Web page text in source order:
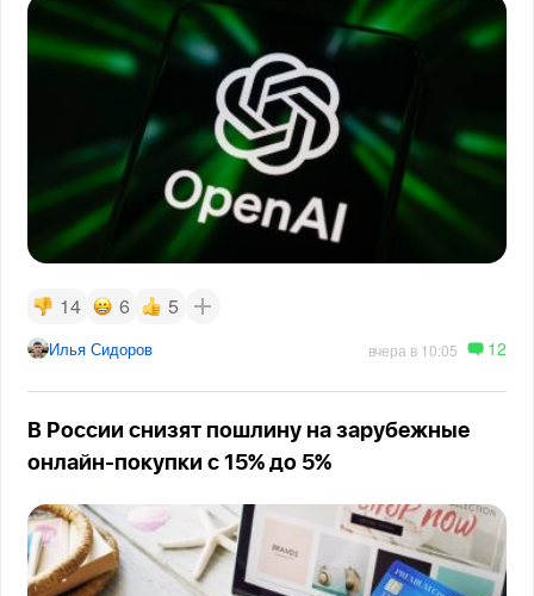
14 6 5
Илья Сидоров вчера в 10:05 12
В России снизят пошлину на зарубежные
онлайн-покупки с 15% до 5%